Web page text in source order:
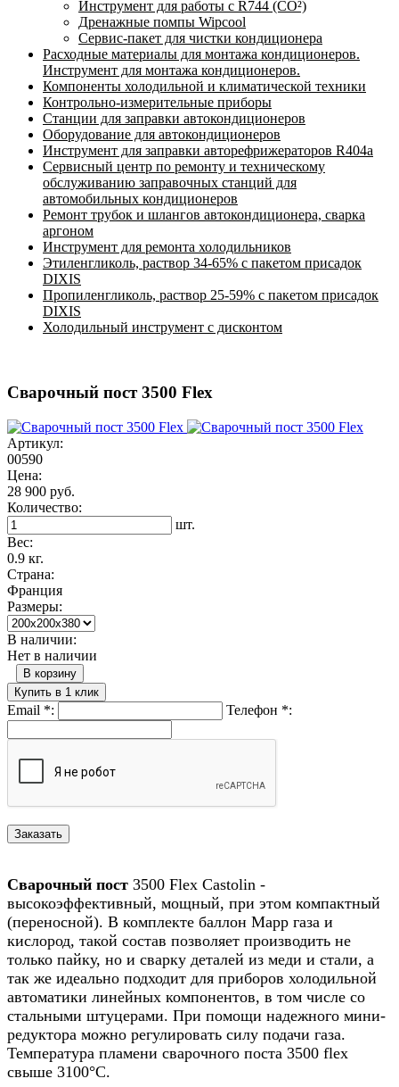
Инструмент для работы с R744 (CO²)
Дренажные помпы Wipcool
Сервис-пакет для чистки кондиционера
Расходные материалы для монтажа кондиционеров.
Инструмент для монтажа кондиционеров.
Компоненты холодильной и климатической техники
Контрольно-измерительные приборы
Станции для заправки автокондиционеров
Оборудование для автокондиционеров
Инструмент для заправки авторефрижераторов R404a
Сервисный центр по ремонту и техническому
обслуживанию заправочных станций для
автомобильных кондиционеров
Ремонт трубок и шлангов автокондиционера, сварка
аргоном
Инструмент для ремонта холодильников
Этиленгликоль, раствор 34-65% с пакетом присадок
DIXIS
Пропиленгликоль, раствор 25-59% с пакетом присадок
DIXIS
Холодильный инструмент с дисконтом
Сварочный пост 3500 Flex
Артикул:
00590
Цена:
28 900 руб.
Количество:
шт.
Вес:
0.9 кг.
Страна:
Франция
Размеры:
В наличии:
Нет в наличии
В корзину
Купить в 1 клик
Email *: Телефон *:
Сварочный пост 3500 Flex Castolin -
высокоэффективный, мощный, при этом компактный
(переносной). В комплекте баллон Mapp газа и
кислород, такой состав позволяет производить не
только пайку, но и сварку деталей из меди и стали, а
так же идеально подходит для приборов холодильной
автоматики линейных компонентов, в том числе со
стальными штуцерами. При помощи надежного мини-
редуктора можно регулировать силу подачи газа.
Температура пламени сварочного поста 3500 flex
свыше 3100°C.